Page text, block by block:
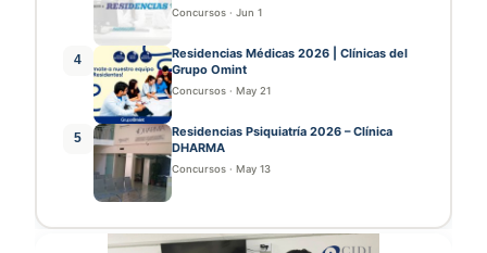
Concursos · Jun 1
4
Residencias Médicas 2026 | Clínicas del
Grupo Omint
Concursos · May 21
5
Residencias Psiquiatría 2026 – Clínica
DHARMA
Concursos · May 13